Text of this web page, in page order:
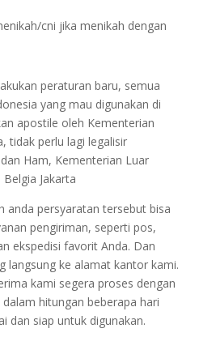
cni jika menikah dengan
peraturan baru, semua
yang mau digunakan di
apostile oleh Kementerian
tidak perlu lagi legalisir
Ham, Kementerian Luar
Jakarta
anda persyaratan tersebut bisa
pengiriman, seperti pos,
ekspedisi favorit Anda. Dan
langsung ke alamat kantor kami.
kami segera proses dengan
hitungan beberapa hari
dan siap untuk digunakan.